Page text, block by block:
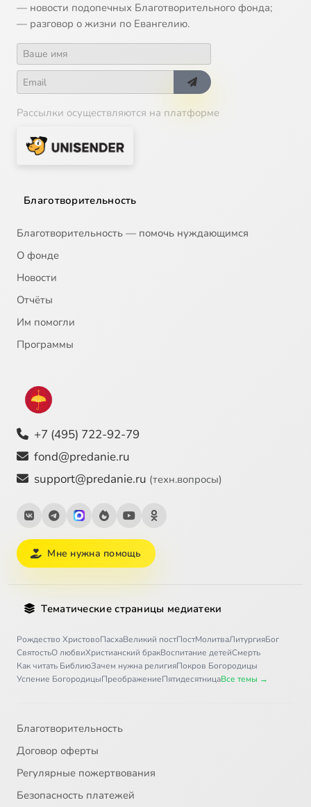
— новости подопечных Благотворительного фонда;
— разговор о жизни по Евангелию.
Рассылки осуществляются на платформе
Благотворительность
Благотворительность — помочь нуждающимся
О фонде
Новости
Отчёты
Им помогли
Программы
+7 (495) 722-92-79
fond@predanie.ru
support@predanie.ru (техн.вопросы)
Мне нужна помощь
Тематические страницы медиатеки
Рождество ХристовоПасхаВеликий постПостМолитваЛитургияБог
СвятостьО любвиХристианский бракВоспитание детейСмерть
Как читать БиблиюЗачем нужна религияПокров Богородицы
Успение БогородицыПреображениеПятидесятницаВсе темы →
Благотворительность
Договор оферты
Регулярные пожертвования
Безопасность платежей